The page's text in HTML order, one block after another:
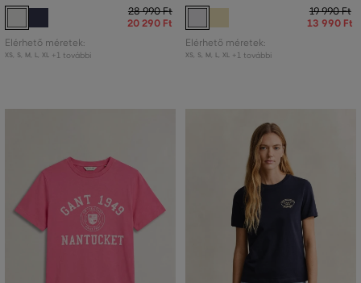
28 990 Ft
20 290 Ft
Elérhető méretek:
XS, S, M L, XL +1 további
19 990 Ft
13 990 Ft
Elérhető méretek:
XS, S, M L, XL +1 további